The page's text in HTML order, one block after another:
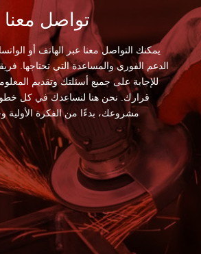
تواصل معنا
يمكنك التواصل معنا عبر الهاتف أو
الدعم الفوري والمساعدة التي تحتاجها.
للإجابة على جميع أسئلتك وتقديم
قرارك. نحن هنا لنساعدك في كل
مشروعك، بدءًا من الفكرة الأولية